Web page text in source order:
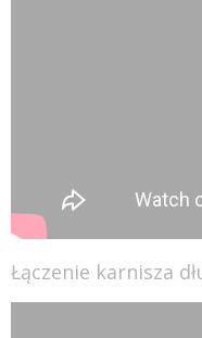
Łączenie karnisza